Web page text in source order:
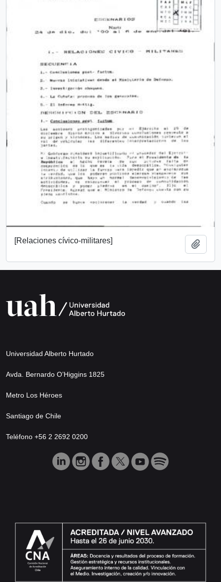
[Relaciones cívico-militares]
Universidad Alberto Hurtado
Avda. Bernardo O’Higgins 1825
Metro Los Héroes
Santiago de Chile
Teléfono +56 2 2692 0200